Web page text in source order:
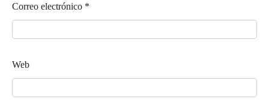
Correo electrónico *
Web